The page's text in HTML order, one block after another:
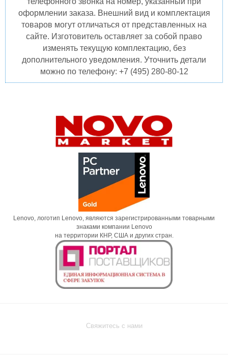
оформлении заказа. Внешний вид и комплектация
товаров могут отличаться от представленных на
сайте. Изготовитель оставляет за собой право
изменять текущую комплектацию, без
дополнительного уведомления. Уточнить детали
можно по телефону: +7 (495) 280-80-12
Lenovo, логотип Lenovo, являются зарегистрированными товарными
знаками компании Lenovo
на территории КНР, США и других стран.
Свяжитесь с нами